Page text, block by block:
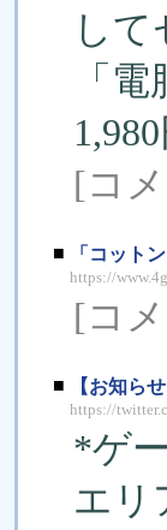
し
「
[コ
■ 「コット
https://
[コ
■ 【お知ら
https://
*ゲ
エリ